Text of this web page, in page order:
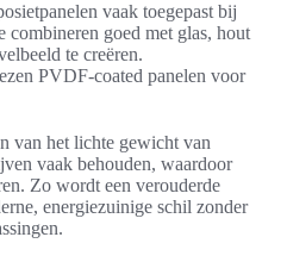
vaak toegepast bij
goed met glas, hout
te creëren.
PVDF-coated panelen voor
van het lichte gewicht van
vaak behouden, waardoor
Zo wordt een verouderde
energiezuinige schil zonder